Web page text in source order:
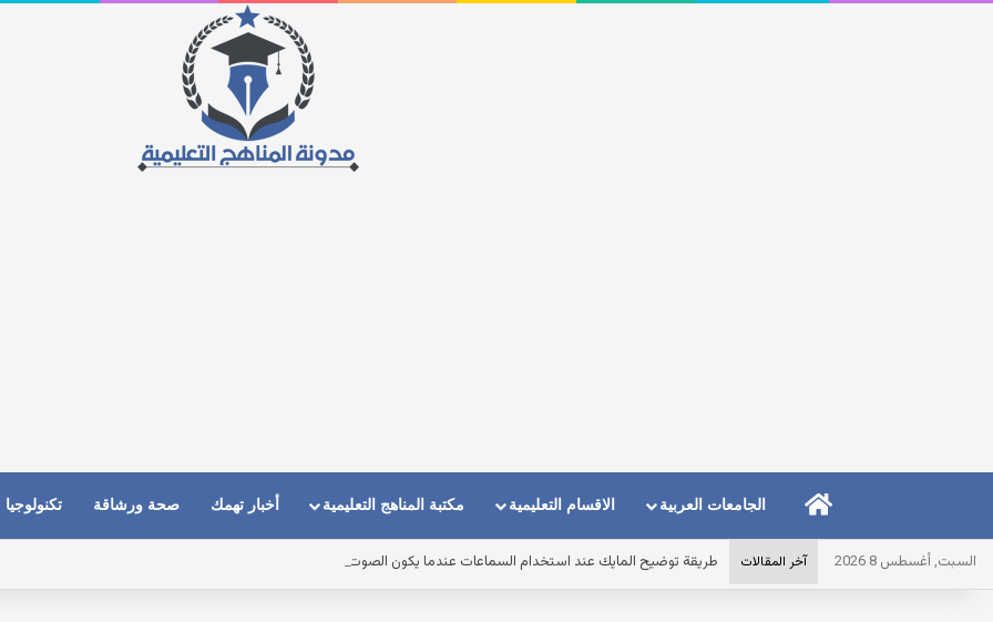
الرئيسيةالجامعات العربية الاقسام التعليمية مكتبة المناهج التعليمية أخبار تهمك صحة ورشاقة تكنولوجيا
السبت, أغسطس 8 2026 آخر المقالات طريقة توضيح المايك عند استخدام السماعات عندما يكون الصوت بعيد وقت المكالمات